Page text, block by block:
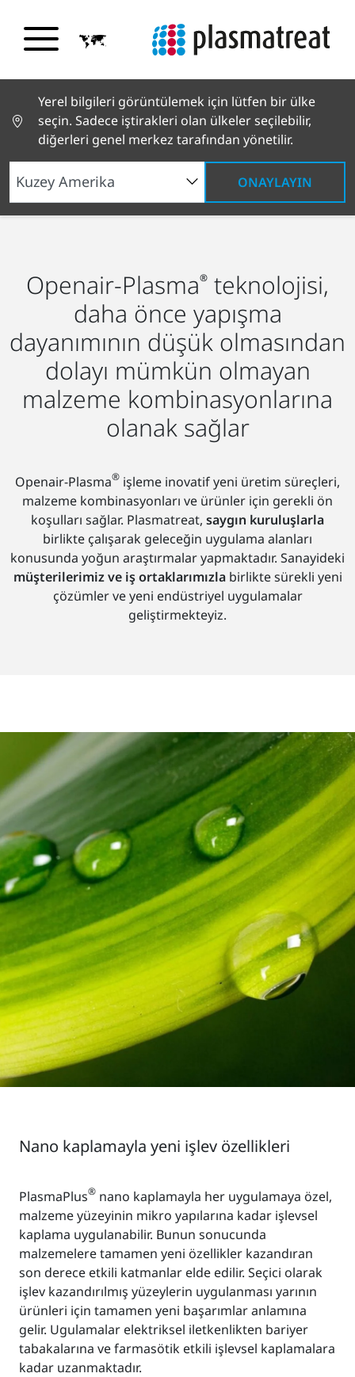
Yerel bilgileri görüntülemek için lütfen bir ülke
seçin. Sadece iştirakleri olan ülkeler seçilebilir,
diğerleri genel merkez tarafından yönetilir.
ONAYLAYIN
Plazma nedir?
Plazmanın Kabiliyeti
Openair-Plasma® teknolojisi,
daha önce yapışma
dayanımının düşük olmasından
dolayı mümkün olmayan
malzeme kombinasyonlarına
olanak sağlar
Openair-Plasma® işleme inovatif yeni üretim süreçleri,
malzeme kombinasyonları ve ürünler için gerekli ön
koşulları sağlar. Plasmatreat, saygın kuruluşlarla
birlikte çalışarak geleceğin uygulama alanları
konusunda yoğun araştırmalar yapmaktadır. Sanayideki
müşterilerimiz ve iş ortaklarımızlabirlikte sürekli yeni
çözümler ve yeni endüstriyel uygulamalar
geliştirmekteyiz.
Nano kaplamayla yeni işlev özellikleri
PlasmaPlus® nano kaplamayla her uygulamaya özel,
malzeme yüzeyinin mikro yapılarına kadar işlevsel
kaplama uygulanabilir. Bunun sonucunda
malzemelere tamamen yeni özellikler kazandıran
son derece etkili katmanlar elde edilir. Seçici olarak
işlev kazandırılmış yüzeylerin uygulanması yarının
ürünleri için tamamen yeni başarımlar anlamına
gelir. Ugulamalar elektriksel iletkenlikten bariyer
tabakalarına ve farmasötik etkili işlevsel kaplamalara
kadar uzanmaktadır.